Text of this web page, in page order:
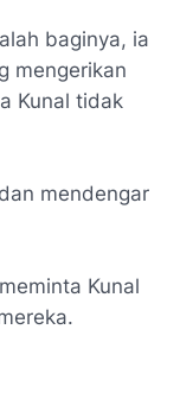
baginya, ia
mengerikan
Kunal tidak
mendengar
Kunal